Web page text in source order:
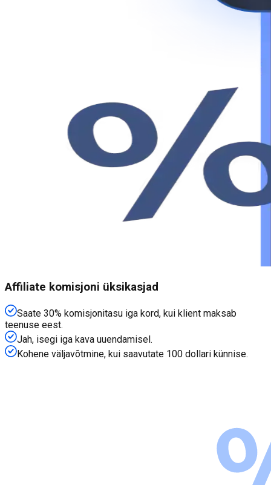
Affiliate komisjoni üksikasjad
Saate 30% komisjonitasu iga kord, kui klient maksab
teenuse eest.
Jah, isegi iga kava uuendamisel.
Kohene väljavõtmine, kui saavutate 100 dollari künnise.